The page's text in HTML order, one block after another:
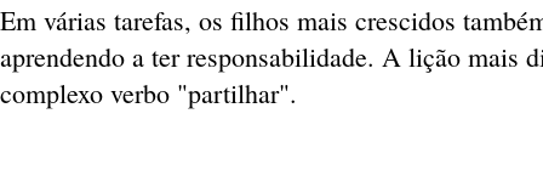
Em várias tarefas, os filhos mais crescidos
aprendendo a ter responsabilidade. A lição mais
complexo verbo "partilhar".